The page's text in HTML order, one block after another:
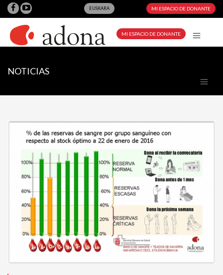
EUSKARA MI ESPACIO DE DONANTE
MI ESPACIO DE DONANTE
NOTICIAS